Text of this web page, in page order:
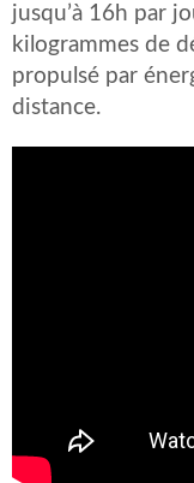
jusqu’à 16h par
kilogrammes de
propulsé par
distance.